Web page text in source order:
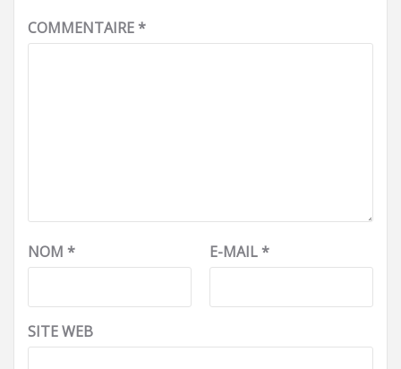
COMMENTAIRE*
NOM * E-MAIL*
SITE WEB